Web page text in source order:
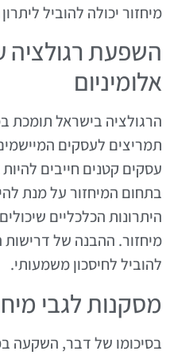
מיחזור יכולה להוביל
השפעת רגולציה
אלומיניום
הרגולציה בישראל תומכת
תמריצים לעסקים
עסקים קטנים חייבים
בתחום המיחזור על מנת
היתרונות הכלכליים
מיחזור. ההבנה של דרישות
להוביל לחיסכון משמעותי.
מסקנות לגבי
בסיכומו של דבר, השקעה